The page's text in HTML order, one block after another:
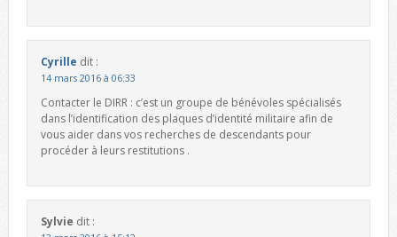
Cyrille dit :
14 mars 2016 à 06:33
Contacter le DIRR : c’est un groupe de bénévoles spécialisés
dans l’identification des plaques d’identité militaire afin de
vous aider dans vos recherches de descendants pour
procéder à leurs restitutions .
Sylvie dit :